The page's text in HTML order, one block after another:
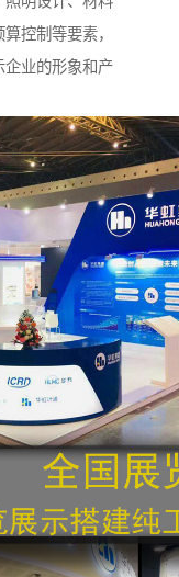
控制等要素，
企业的形象和产